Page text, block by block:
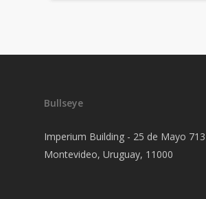
Bullseye
Imperium Building - 25 de Mayo
Montevideo, Uruguay, 11000